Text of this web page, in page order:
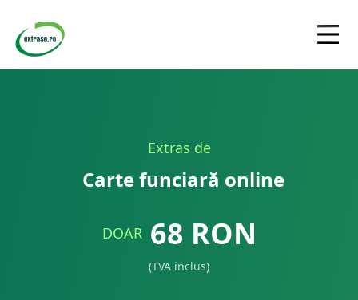
Extras de
Carte funciară online
DOAR 68 RON
(TVA inclus)